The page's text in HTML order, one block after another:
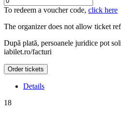
To redeem a voucher code, click here
The organizer does not allow ticket
După plată, persoanele juridice pot
iabilet.ro/facturi
Order tickets
Details
18